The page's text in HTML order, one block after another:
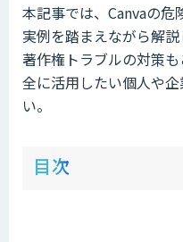
本記事では、Canvaの
実例を踏まえながら解
著作権トラブルの対策
全に活用したい個人や
い。
目次